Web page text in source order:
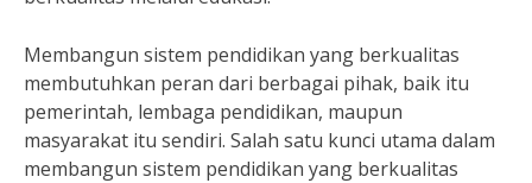
Membangun sistem pendidikan yang berkualitas
membutuhkan peran dari berbagai pihak, baik itu
pemerintah, lembaga pendidikan, maupun
masyarakat itu sendiri. Salah satu kunci utama dalam
membangun sistem pendidikan yang berkualitas